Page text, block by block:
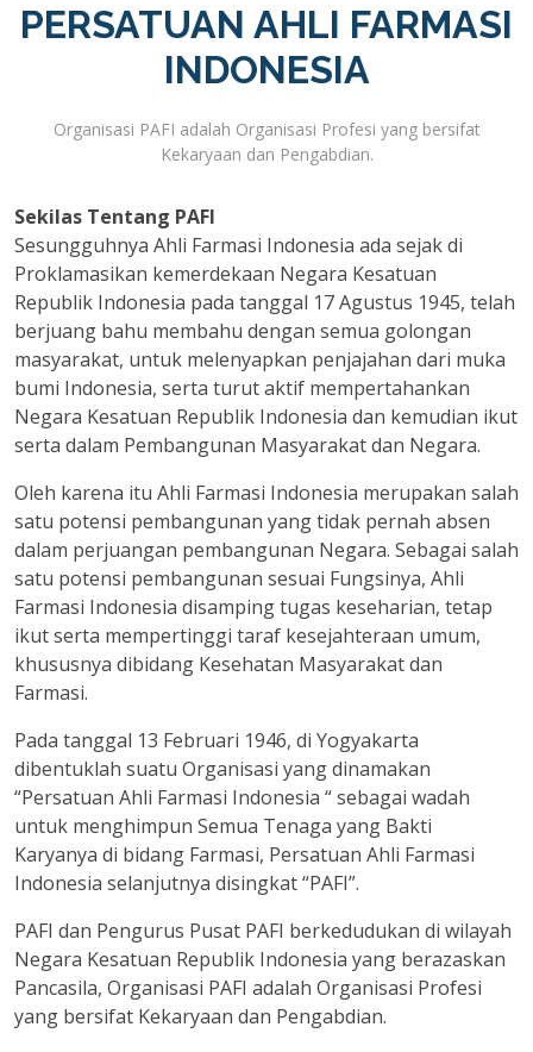
PERSATUAN AHLI FARMASI
INDONESIA
Organisasi PAFI adalah Organisasi Profesi yang bersifat
Kekaryaan dan Pengabdian.
Sekilas Tentang PAFI
Sesungguhnya Ahli Farmasi Indonesia ada sejak di
Proklamasikan kemerdekaan Negara Kesatuan
Republik Indonesia pada tanggal 17 Agustus 1945, telah
berjuang bahu membahu dengan semua golongan
masyarakat, untuk melenyapkan penjajahan dari muka
bumi Indonesia, serta turut aktif mempertahankan
Negara Kesatuan Republik Indonesia dan kemudian ikut
serta dalam Pembangunan Masyarakat dan Negara.
Oleh karena itu Ahli Farmasi Indonesia merupakan salah
satu potensi pembangunan yang tidak pernah absen
dalam perjuangan pembangunan Negara. Sebagai salah
satu potensi pembangunan sesuai Fungsinya, Ahli
Farmasi Indonesia disamping tugas keseharian, tetap
ikut serta mempertinggi taraf kesejahteraan umum,
khususnya dibidang Kesehatan Masyarakat dan
Farmasi.
Pada tanggal 13 Februari 1946, di Yogyakarta
dibentuklah suatu Organisasi yang dinamakan
“Persatuan Ahli Farmasi Indonesia “ sebagai wadah
untuk menghimpun Semua Tenaga yang Bakti
Karyanya di bidang Farmasi, Persatuan Ahli Farmasi
Indonesia selanjutnya disingkat “PAFI”.
PAFI dan Pengurus Pusat PAFI berkedudukan di wilayah
Negara Kesatuan Republik Indonesia yang berazaskan
Pancasila, Organisasi PAFI adalah Organisasi Profesi
yang bersifat Kekaryaan dan Pengabdian.